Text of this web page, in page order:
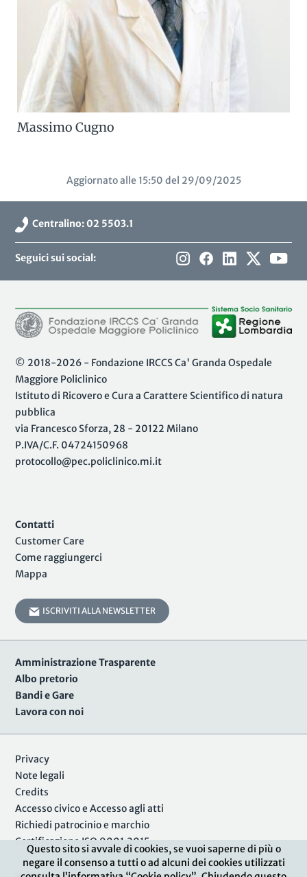
Questo sito si avvale di cookies, se vuoi saperne di più o
negare il consenso a tutti o ad alcuni dei cookies utilizzati
Massimo Cugno
Aggiornato alle 15:50 del 29/09/2025
Centralino: 02 5503.1
Seguici sui social:
© 2018-2026 - Fondazione IRCCS Ca' Granda Ospedale
Maggiore Policlinico
Istituto di Ricovero e Cura a Carattere Scientifico di natura
pubblica
via Francesco Sforza, 28 - 20122 Milano
P.IVA/C.F. 04724150968
protocollo@pec.policlinico.mi.it
Contatti
Customer Care
Come raggiungerci
Mappa
ISCRIVITI ALLA NEWSLETTER
Amministrazione Trasparente
Albo pretorio
Bandi e Gare
Lavora con noi
Privacy
Note legali
Credits
Accesso civico e Accesso agli atti
Richiedi patrocinio e marchio
Certificazione ISO 9001:2015
Area Riservata